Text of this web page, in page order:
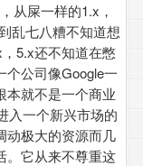
从屎一样的1.x，
乱七八糟不知道想
5.x还不知道在憋
个公司像Google一
本就不是一个商业
入一个新兴市场的
动极大的资源而几
。它从来不尊重这